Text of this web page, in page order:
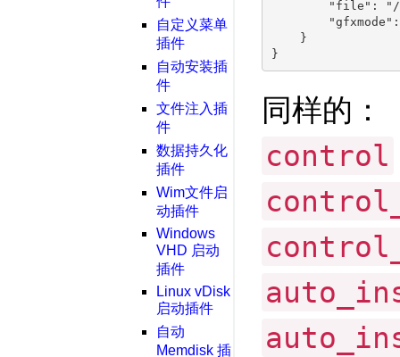
自定义菜单
插件
自动安装插
件
文件注入插
件
数据持久化
插件
Wim文件启
动插件
Windows
VHD 启动
插件
Linux vDisk
启动插件
自动
Memdisk 插
"file":
    }
同样的：
control